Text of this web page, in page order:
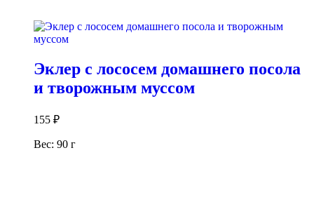
Эклер с лососем домашнего посола
и творожным муссом
155 ₽
Вес: 90 г